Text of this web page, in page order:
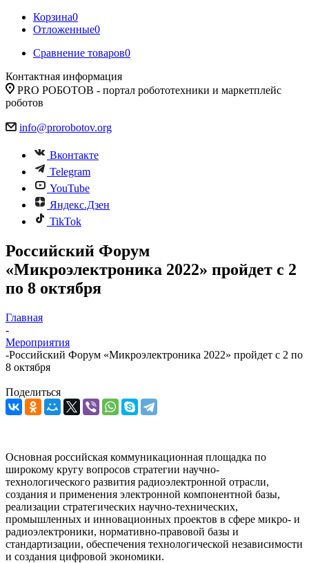
Корзина0
Отложенные0
Сравнение товаров0
Контактная информация
PRO РОБОТОВ - портал робототехники и маркетплейс
роботов
info@prorobotov.org
Вконтакте
Telegram
YouTube
Яндекс.Дзен
TikTok
Российский Форум
«Микроэлектроника 2022» пройдет с 2
по 8 октября
Главная
-
Мероприятия
-Российский Форум «Микроэлектроника 2022» пройдет с 2 по
8 октября
Поделиться
Основная российская коммуникационная площадка по
широкому кругу вопросов стратегии научно-
технологического развития радиоэлектронной отрасли,
создания и применения электронной компонентной базы,
реализации стратегических научно-технических,
промышленных и инновационных проектов в сфере микро- и
радиоэлектроники, нормативно-правовой базы и
стандартизации, обеспечения технологической независимости
и создания цифровой экономики.